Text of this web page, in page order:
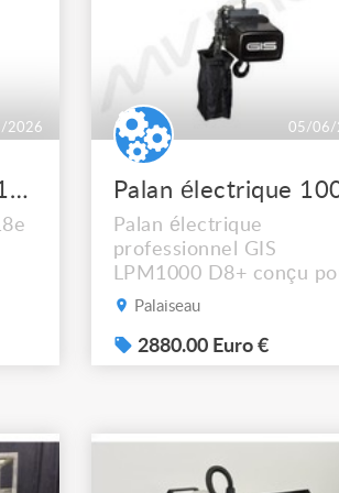
2026
Tabouret bas style 1718e
05/06/
Palan électrique
professionnel GIS
LPM1000 D8+ conçu
les applications
nécessitant sécurité et
fiabilité. Équipé d’un
directe et d’une
IP65, il convient
Palaiseau
2880.00 Euro €